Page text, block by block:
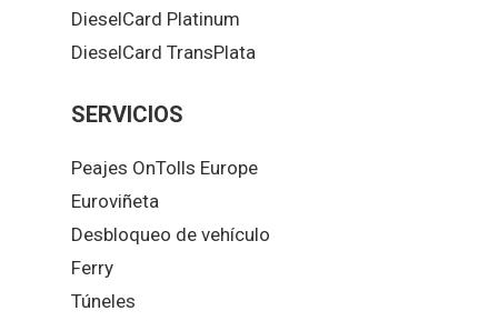
DieselCard Platinum
DieselCard TransPlata
SERVICIOS
Peajes OnTolls Europe
Euroviñeta
Desbloqueo de vehículo
Ferry
Túneles